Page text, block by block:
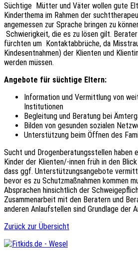
Süchtige Mütter und Väter wollen gute
Kinderthema im Rahmen der
angemessen zur Sprache bringen zu
Schwierigkeit, die es zu lösen gilt.
fürchten um Kontaktabbrüche, da
Kindesentnahmen) der Klienten und
werden müssen.
Angebote für süchtige Eltern:
Information und Vermittlung von
Institutionen
Begleitung und Beratung bei
Bilden von gesunden sozialen
Unterstützung beim Öffnen des
Sucht und Drogenberatungsstellen haben
Kinder der Klienten/-innen früh in den
dass ggf. Unterstützungsangebote
bevor es zu Schutzmaßnahmen kommen
Absprachen hinsichtlich der
Zusammenarbeit mit den Beratern und
anderen Anlaufstellen sind Grundlage der
Zurück zur Übersicht